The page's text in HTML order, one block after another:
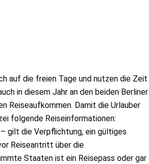
auf die freien Tage und nutzen die Zeit
in diesem Jahr an den beiden Berliner
Reiseaufkommen. Damit die Urlauber
folgende Reiseinformationen:
– gilt die Verpflichtung, ein gültiges
Reiseantritt über die
Staaten ist ein Reisepass oder gar